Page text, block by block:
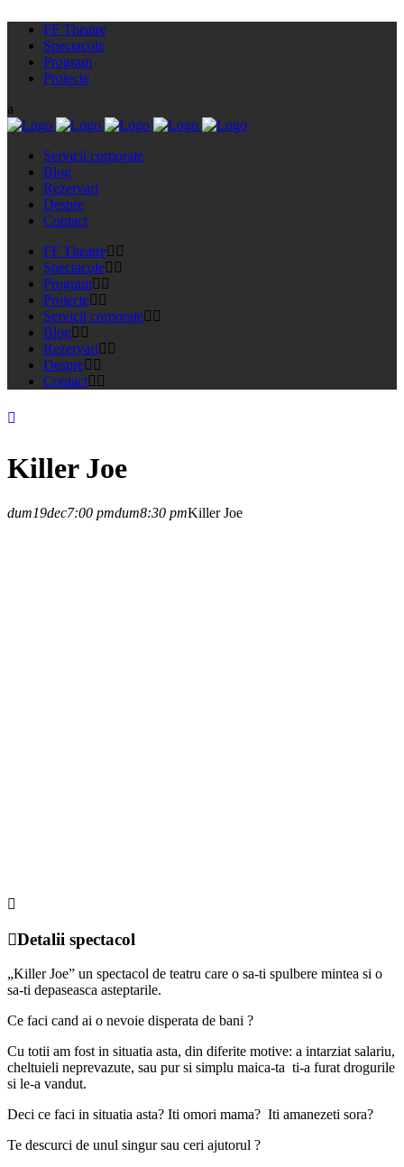
FF Theatre
Spectacole
Program
Proiecte
Servicii corporate
Blog
Rezervari
Despre
Contact
FF Theatre
Spectacole
Program
Proiecte
Servicii corporate
Blog
Rezervari
Despre
Contact
Killer Joe
dum19dec7:00 pmdum8:30 pmKiller Joe
Detalii spectacol
„Killer Joe” un spectacol de teatru care o sa-ti spulbere mintea si o
sa-ti depaseasca asteptarile.
Ce faci cand ai o nevoie disperata de bani ?
Cu totii am fost in situatia asta, din diferite motive: a intarziat salariu,
cheltuieli neprevazute, sau pur si simplu maica-ta ti-a furat drogurile
si le-a vandut.
Deci ce faci in situatia asta? Iti omori mama? Iti amanezeti sora?
Te descurci de unul singur sau ceri ajutorul ?